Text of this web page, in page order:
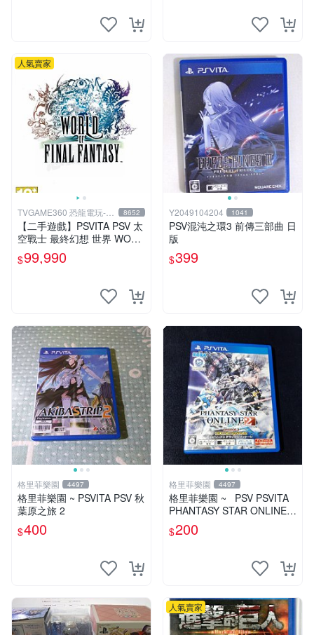
人氣賣家
TVGAME360 恐龍電玩-台
中店
8652
【二手遊戲】PSVITA PSV 太
空戰士 最終幻想 世界 WORL
D OF FINAL FANTASY FF
中文版
$99,990
Y2049104204 1041
PSV混沌之環3 前傳三部曲 日
版
$399
格里菲樂園 4497
格里菲樂園 ~ PSVITA PSV 秋
葉原之旅 2
$400
格里菲樂園 4497
格里菲樂園 ~ PSV PSVITA
PHANTASY STAR ONLINE 2
EPISODE 3 日版
$200
人氣賣家